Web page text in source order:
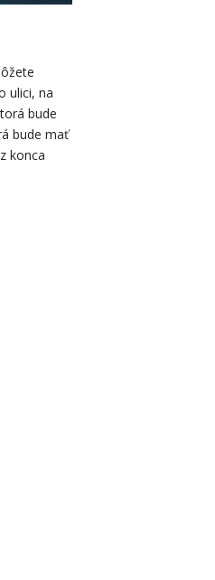
ulici, na
bude
bude mať
konca